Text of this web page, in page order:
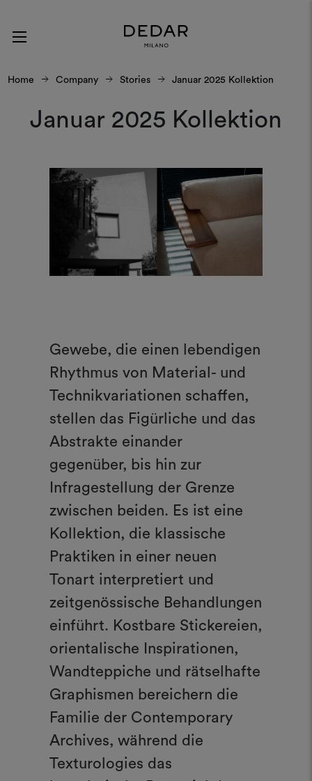
Home Company Stories Januar 2025 Kollektion
Januar 2025 Kollektion
Gewebe, die einen lebendigen
Rhythmus von Material- und
Technikvariationen schaffen,
stellen das Figürliche und das
Abstrakte einander
gegenüber, bis hin zur
Infragestellung der Grenze
zwischen beiden. Es ist eine
Kollektion, die klassische
Praktiken in einer neuen
Tonart interpretiert und
zeitgenössische Behandlungen
einführt. Kostbare Stickereien,
orientalische Inspirationen,
Wandteppiche und rätselhafte
Graphismen bereichern die
Familie der Contemporary
Archives, während die
Texturologies das